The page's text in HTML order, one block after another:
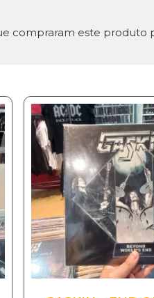
compraram este produto